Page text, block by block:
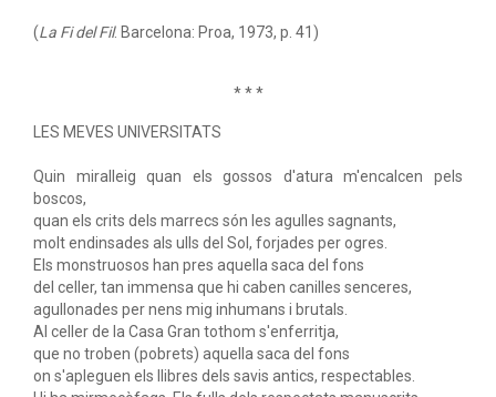
(La Fi del Fil. Barcelona: Proa, 1973, p. 41)
* * *
LES MEVES UNIVERSITATS
Quin miralleig quan els gossos d'atura m'encalcen pels
boscos,
quan els crits dels marrecs són les agulles sagnants,
molt endinsades als ulls del Sol, forjades per ogres.
Els monstruosos han pres aquella saca del fons
del celler, tan immensa que hi caben canilles senceres,
agullonades per nens mig inhumans i brutals.
Al celler de la Casa Gran tothom s'enferritja,
que no troben (pobrets) aquella saca del fons
on s'apleguen els llibres dels savis antics, respectables.